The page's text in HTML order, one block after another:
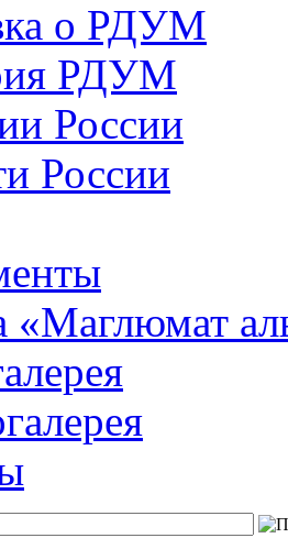
о РДУМ
РДУМ
России
России
«Маглюмат